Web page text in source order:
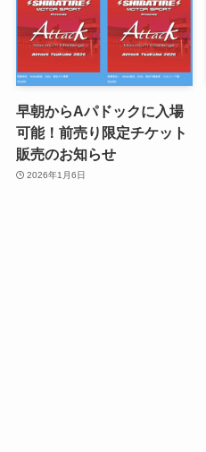
早朝からAパドックに入場
可能！前売り限定チケット
販売のお知らせ
2026年1月6日